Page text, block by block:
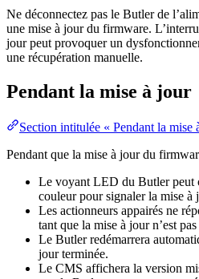
Ne déconnectez pas le Butler de
une mise à jour du firmware.
jour peut provoquer un
une récupération manuelle.
Pendant la mise à jour
Section intitulée « Pendant la mise
Pendant que la mise à jour du
Le voyant LED du Butler peut
couleur pour signaler la mise à
Les actionneurs appairés ne
tant que la mise à jour n’est
Le Butler redémarrera
jour terminée.
Le CMS affichera la version